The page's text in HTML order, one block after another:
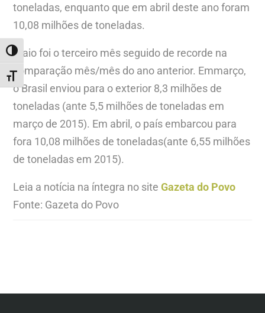
ALTERNAR ALTO CONTRASTE
ALTERNAR TAMANHO DA FONTE
toneladas, enquanto que em abril deste ano foram
10,08 milhões de toneladas.
Maio foi o terceiro mês seguido de recorde na
comparação mês/mês do ano anterior. Emmarço,
o Brasil enviou para o exterior 8,3 milhões de
toneladas (ante 5,5 milhões de toneladas em
março de 2015). Em abril, o país embarcou para
fora 10,08 milhões de toneladas(ante 6,55 milhões
de toneladas em 2015).
Leia a notícia na íntegra no siteGazeta do Povo
Fonte: Gazeta do Povo